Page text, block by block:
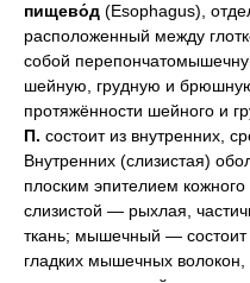
пищево́д (Esophagus),
расположенный между
собой
шейную, грудную и
протяжённости шейного и
П. состоит из внутренних,
Внутренних (слизистая)
плоским эпителием
слизистой — рыхлая,
ткань; мышечный — состоит
гладких мышечных